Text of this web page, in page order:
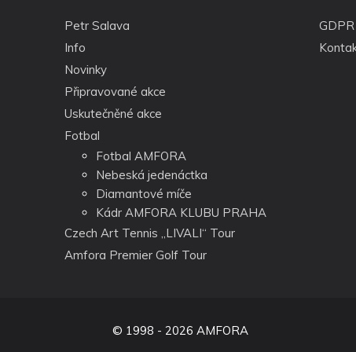
Petr Salava
Info
Novinky
Připravované akce
Uskutečněné akce
Fotbal
Fotbal AMFORA
Nebeská jedenáctka
Diamantové míče
Kádr AMFORA KLUBU PRAHA
Czech Art Tennis „LIVALI“ Tour
Amfora Premier Golf Tour
GDPR
© 1998 - 2026 AMFORA